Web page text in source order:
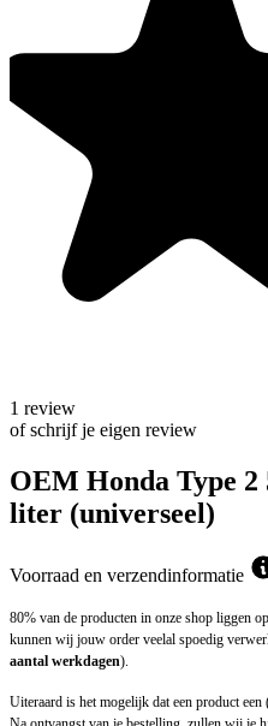
1 review
of schrijf je eigen review
OEM Honda Type 2
liter (universeel)
Voorraad en verzendinformatie
80% van de producten in onze shop liggen op
kunnen wij jouw order veelal spoedig
aantal werkdagen).
Uiteraard is het mogelijk dat een product